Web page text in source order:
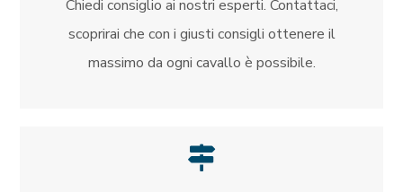
Chiedi consiglio ai nostri esperti. Contattaci,
scoprirai che con i giusti consigli ottenere il
massimo da ogni cavallo è possibile.